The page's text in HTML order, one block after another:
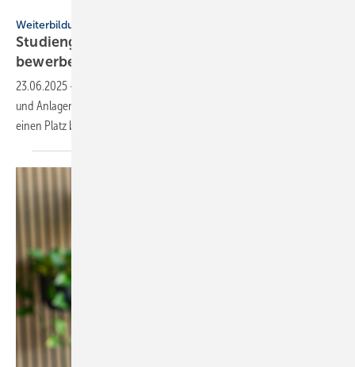
Weiterbildung
Studiengang „HEAT“: Noch bis 15. Juli
bewerben
23.06.2025 -
und Anlagen­technik (HEAT) können sich SHK-Gesell:innen noch um
einen Platz bewerben.